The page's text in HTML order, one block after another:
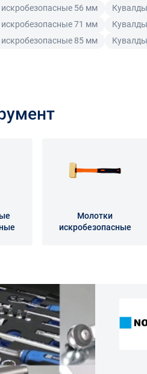
56 мм
71 мм
85 мм
Молотки
искробезопасные